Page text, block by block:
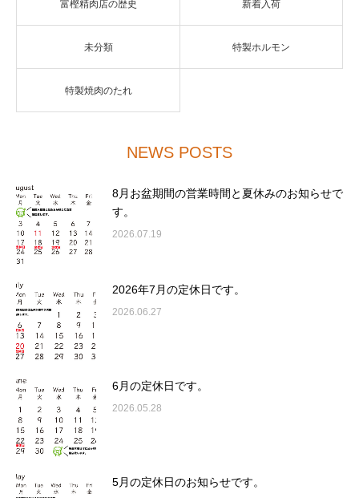
富樫精肉店の歴史 新着入荷
未分類 特製ホルモン
特製焼肉のたれ
NEWS POSTS
8月お盆期間の営業時間と夏休みのお知らせで
す。
2026.07.19
2026年7月の定休日です。
2026.06.27
6月の定休日です。
2026.05.28
5月の定休日のお知らせです。